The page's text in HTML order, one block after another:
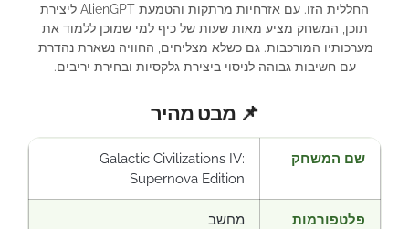
החללית הזו. עם אזרחיות מרתקות והטמעת AlienGPT ליצירת
תוכן, המשחק מציע מאות שעות של כיף למי שמוכן ללמוד את
מערכותיו המורכבות. גם כשלא מצליחים, החוויה נשארת נהדרת,
עם חשיבות גבוהה לניסוי ביצירת גלקסיות ובחירת יריבים.
📌 מבט מהיר
שם המשחק
Galactic Civilizations IV:
Supernova Edition
פלטפורמות
מחשב